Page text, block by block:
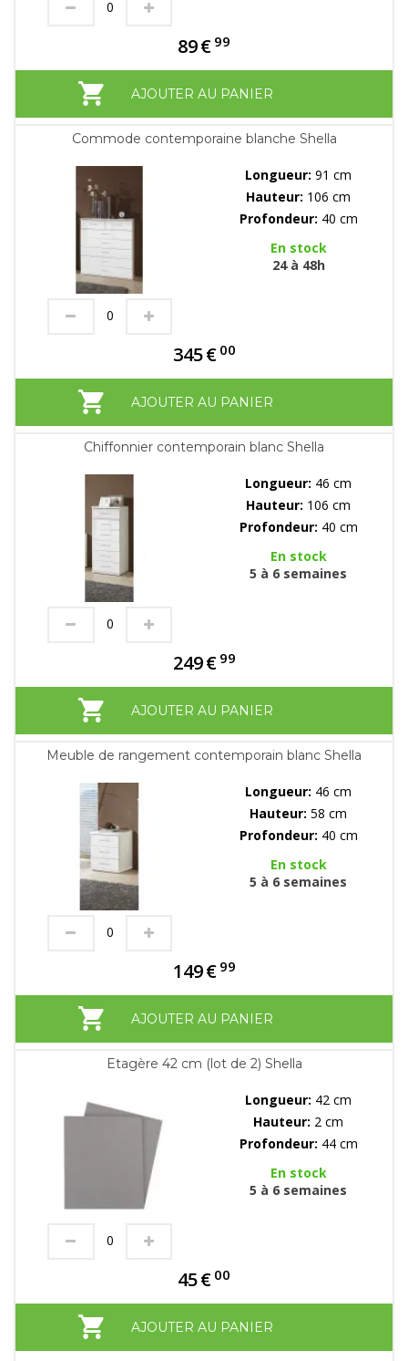
89€ 99
AJOUTER AU PANIER
Commode contemporaine blanche Shella
Longueur: 91 cm
Hauteur: 106 cm
Profondeur: 40 cm
En stock
24 à 48h
345€ 00
AJOUTER AU PANIER
Chiffonnier contemporain blanc Shella
Longueur: 46 cm
Hauteur: 106 cm
Profondeur: 40 cm
En stock
5 à 6 semaines
249€ 99
AJOUTER AU PANIER
Meuble de rangement contemporain blanc Shella
Longueur: 46 cm
Hauteur: 58 cm
Profondeur: 40 cm
En stock
5 à 6 semaines
149€ 99
AJOUTER AU PANIER
Etagère 42 cm (lot de 2) Shella
Longueur: 42 cm
Hauteur: 2 cm
Profondeur: 44 cm
En stock
5 à 6 semaines
45€ 00
AJOUTER AU PANIER